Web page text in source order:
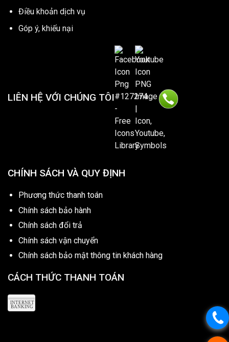
Điều khoản dịch vụ
Góp ý, khiếu nại
LIÊN HỆ VỚI CHÚNG TÔI
CHÍNH SÁCH VÀ QUY ĐỊNH
Phương thức thanh toán
Chính sách bảo hành
Chính sách đổi trả
Chính sách vận chuyển
Chính sách bảo mật thông tin khách hàng
CÁCH THỨC THANH TOÁN